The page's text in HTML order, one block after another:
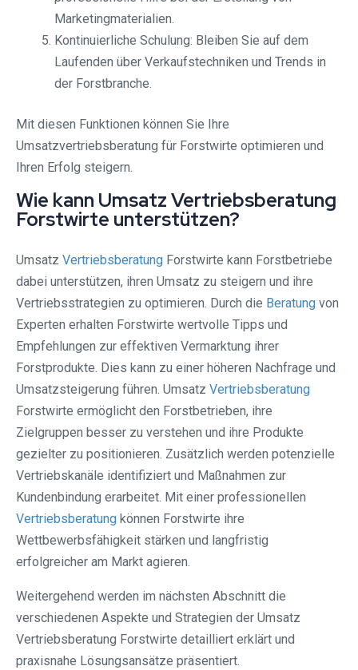
Marketingmaterialien.
Kontinuierliche Schulung: Bleiben Sie auf dem
Laufenden über Verkaufstechniken und Trends in
der Forstbranche.
Mit diesen Funktionen können Sie Ihre
Umsatzvertriebsberatung für Forstwirte optimieren und
Ihren Erfolg steigern.
Wie kann Umsatz Vertriebsberatung
Forstwirte unterstützen?
Umsatz Vertriebsberatung Forstwirte kann Forstbetriebe
dabei unterstützen, ihren Umsatz zu steigern und ihre
Vertriebsstrategien zu optimieren. Durch die Beratung von
Experten erhalten Forstwirte wertvolle Tipps und
Empfehlungen zur effektiven Vermarktung ihrer
Forstprodukte. Dies kann zu einer höheren Nachfrage und
Umsatzsteigerung führen. Umsatz Vertriebsberatung
Forstwirte ermöglicht den Forstbetrieben, ihre
Zielgruppen besser zu verstehen und ihre Produkte
gezielter zu positionieren. Zusätzlich werden potenzielle
Vertriebskanäle identifiziert und Maßnahmen zur
Kundenbindung erarbeitet. Mit einer professionellen
Vertriebsberatung können Forstwirte ihre
Wettbewerbsfähigkeit stärken und langfristig
erfolgreicher am Markt agieren.
Weitergehend werden im nächsten Abschnitt die
verschiedenen Aspekte und Strategien der Umsatz
Vertriebsberatung Forstwirte detailliert erklärt und
praxisnahe Lösungsansätze präsentiert.